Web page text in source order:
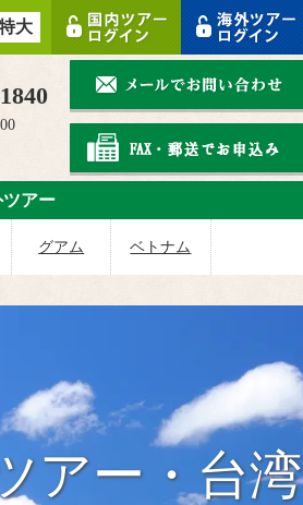
大
アー
グアム ベトナム
アー・台湾